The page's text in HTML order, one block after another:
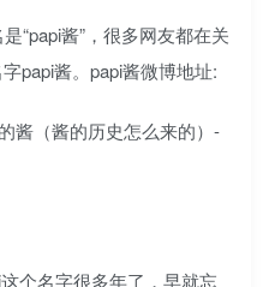
“papi酱”，很多网友都在关
papi酱。papi酱微博地址:
个名字很多年了，早就忘